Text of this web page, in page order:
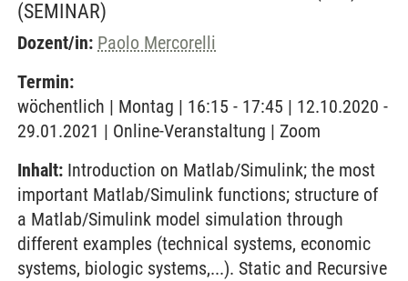
(SEMINAR)
Dozent/in: Paolo Mercorelli
Termin:
wöchentlich | Montag | 16:15 - 17:45 | 12.10.2020 -
29.01.2021 | Online-Veranstaltung | Zoom
Inhalt: Introduction on Matlab/Simulink; the most
important Matlab/Simulink functions; structure of
a Matlab/Simulink model simulation through
different examples (technical systems, economic
systems, biologic systems,...). Static and Recursive